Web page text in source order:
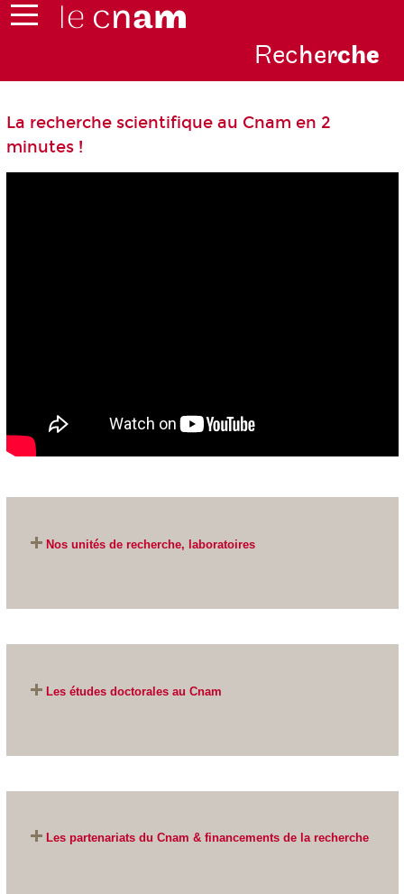
Recherche
La recherche scientifique au Cnam en 2
minutes !
Nos unités de recherche, laboratoires
Les études doctorales au Cnam
Les partenariats du Cnam & financements de la recherche